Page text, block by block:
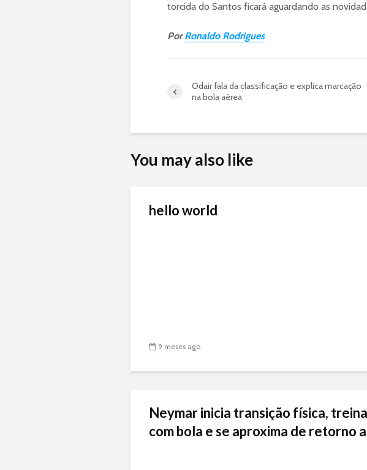
torcida do Santos ficará aguardando as
PorRonaldo Rodrigues
Odair fala da classificação e explica marcação
na bola aérea
You may also like
hello world
9 meses ago
Neymar inicia transição física, treina
com bola e se aproxima de retorno